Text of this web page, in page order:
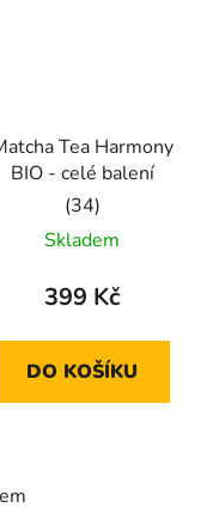
Tea Harmony
BIO - celé balení
Průměrné
hodnocení
produktu
5,0
z
Skladem
399 Kč
DO KOŠÍKU